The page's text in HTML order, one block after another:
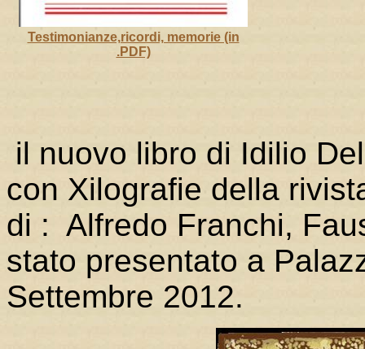
Testimonianze,ricordi, memorie (in
.PDF)
il nuovo libro di Idilio
con Xilografie della
di : Alfredo Franchi,
stato presentato a
Settembre 2012.